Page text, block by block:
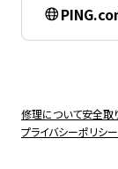
修理について安全取
プライバシーポリシー